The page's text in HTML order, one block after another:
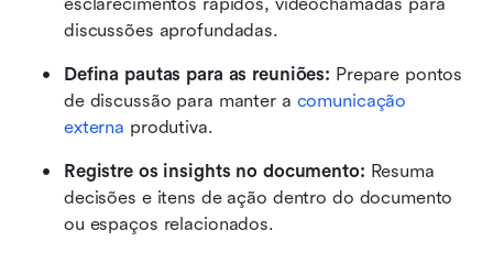
discussões aprofundadas.
Defina pautas para as reuniões: Prepare pontos
de discussão para manter a comunicação
externa produtiva.
Registre os insights no documento: Resuma
decisões e itens de ação dentro do documento
ou espaços relacionados.